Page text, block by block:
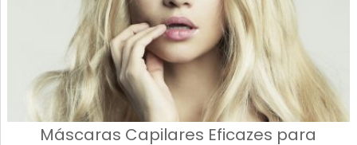
Máscaras Capilares Eficazes para